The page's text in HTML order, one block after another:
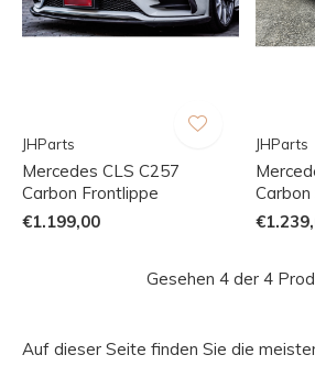
JHParts
Mercedes CLS C257
Carbon Frontlippe
€1.199,00
JHParts
Gesehen 4 der 4
Auf dieser Seite finden Sie die